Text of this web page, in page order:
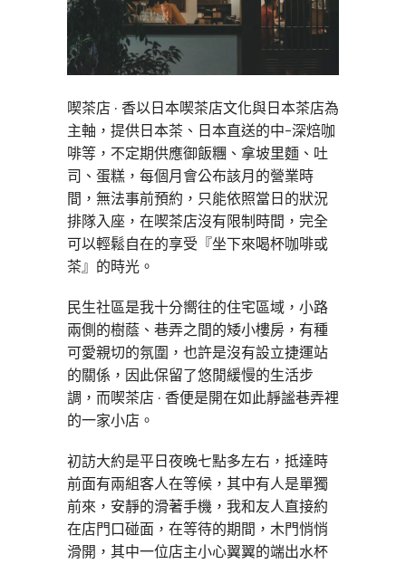
喫茶店 · 香以日本喫茶店文化與日本茶店為
主軸，提供日本茶、日本直送的中-深焙咖
啡等，不定期供應御飯糰、拿坡里麵、吐
司、蛋糕，每個月會公布該月的營業時
間，無法事前預約，只能依照當日的狀況
排隊入座，在喫茶店沒有限制時間，完全
可以輕鬆自在的享受『坐下來喝杯咖啡或
茶』的時光。
民生社區是我十分嚮往的住宅區域，小路
兩側的樹蔭、巷弄之間的矮小樓房，有種
可愛親切的氛圍，也許是沒有設立捷運站
的關係，因此保留了悠閒緩慢的生活步
調，而喫茶店 · 香便是開在如此靜謐巷弄裡
的一家小店。
初訪大約是平日夜晚七點多左右，抵達時
前面有兩組客人在等候，其中有人是單獨
前來，安靜的滑著手機，我和友人直接約
在店門口碰面，在等待的期間，木門悄悄
滑開，其中一位店主小心翼翼的端出水杯